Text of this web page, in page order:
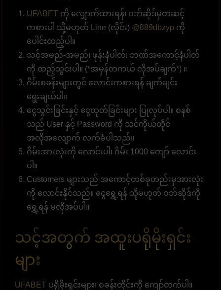
UFABET ကို လျှောက်ထားရန်၊ ဝဘ်ဆိုဒ်မှတဆင့်
ကစားပါ သို့မဟုတ် Line (လိုင်း) @889dbzyp ကို
ပေါင်းထည့်ပါ။
သင့်အမည်-အမည်၊ ဖုန်းနံပါတ်၊ ဘဏ်အကောင့်နံပါတ်
ကို ထည့်သွင်းပါ။ (*အမှန်တကယ် လိုအပ်ချက်*) ။
ဂိမ်းစခန်းများတွင် လောင်းကစားရန် ချက်ချင်း
ရွေးချယ်ပါ။
ငွေသွင်းခြင်းနှင့် ငွေထုတ်ခြင်းများ ပြုလုပ်ပါ။ စနစ်
သည် User နှင့် Password ကို သင်ကိုယ်တိုင်
အလိုအလျောက် လက်ခံပါသည်။
ဂိမ်းအားလုံးကို လောင်းပါ၊ ဂိမ်း 1000 ကျော် လောင်း
ပါ။
Customers များသည် အကောင့်တစ်ခုတည်းမှအားလုံး
ကို လောင်းနိုင်သည်။ ငွေရွှေ့ရန် သို့မဟုတ် ဝဘ်ဆိုဒ်ကို
ရွှေ့ရန် မလိုအပ်ပါ။
သင့်အတွက် အထူးပရိုမိုးရှင်း
များ
UFABET ပရိုမိုးရှင်းများ၊ စခန်းတိုင်းကို ကျော်တက်ပါ။